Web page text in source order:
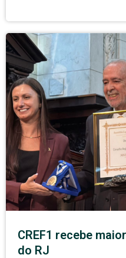
CREF1 recebe
do RJ